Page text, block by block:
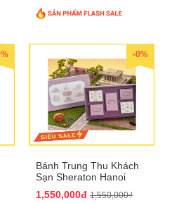
-0%
Bánh Trung Thu Khách
Sạn Sheraton Hanoi
1,550,000đ 1,550,000₫